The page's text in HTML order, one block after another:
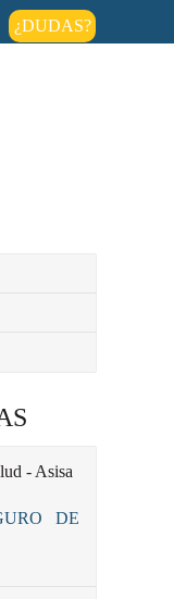
¿DUDAS?
DE